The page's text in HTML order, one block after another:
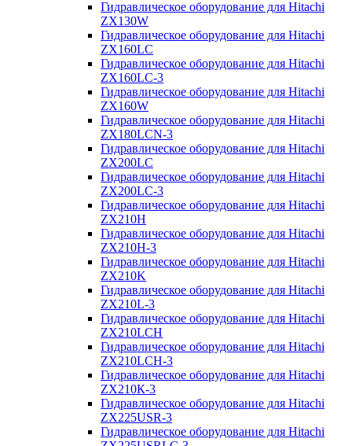
Гидравлическое оборудование для Hitachi
ZX130W
Гидравлическое оборудование для Hitachi
ZX160LC
Гидравлическое оборудование для Hitachi
ZX160LC-3
Гидравлическое оборудование для Hitachi
ZX160W
Гидравлическое оборудование для Hitachi
ZX180LCN-3
Гидравлическое оборудование для Hitachi
ZX200LC
Гидравлическое оборудование для Hitachi
ZX200LC-3
Гидравлическое оборудование для Hitachi
ZX210H
Гидравлическое оборудование для Hitachi
ZX210H-3
Гидравлическое оборудование для Hitachi
ZX210K
Гидравлическое оборудование для Hitachi
ZX210L-3
Гидравлическое оборудование для Hitachi
ZX210LCH
Гидравлическое оборудование для Hitachi
ZX210LCH-3
Гидравлическое оборудование для Hitachi
ZX210К-3
Гидравлическое оборудование для Hitachi
ZX225USR-3
Гидравлическое оборудование для Hitachi